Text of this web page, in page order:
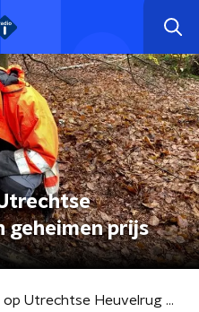
geheimen prijs
Grafheuvels op Utrechtse Heuvelrug geven geheimen prijs